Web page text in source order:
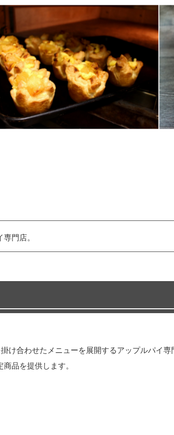
門店。
け合わせたメニューを展開するアップルパイ専
品を提供します。